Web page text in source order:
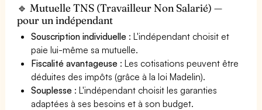
🔹 Mutuelle TNS (Travailleur Non Salarié) —
pour un indépendant
Souscription individuelle : L'indépendant choisit et
paie lui-même sa mutuelle.
Fiscalité avantageuse : Les cotisations peuvent être
déduites des impôts (grâce à la loi Madelin).
Souplesse : L'indépendant choisit les garanties
adaptées à ses besoins et à son budget.